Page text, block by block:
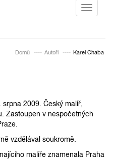
Toggle
Domů Autoři Karel Chaba
2009. Český malíř,
Zastoupen v nespočetných
vzdělával soukromě.
malíře znamenala Praha